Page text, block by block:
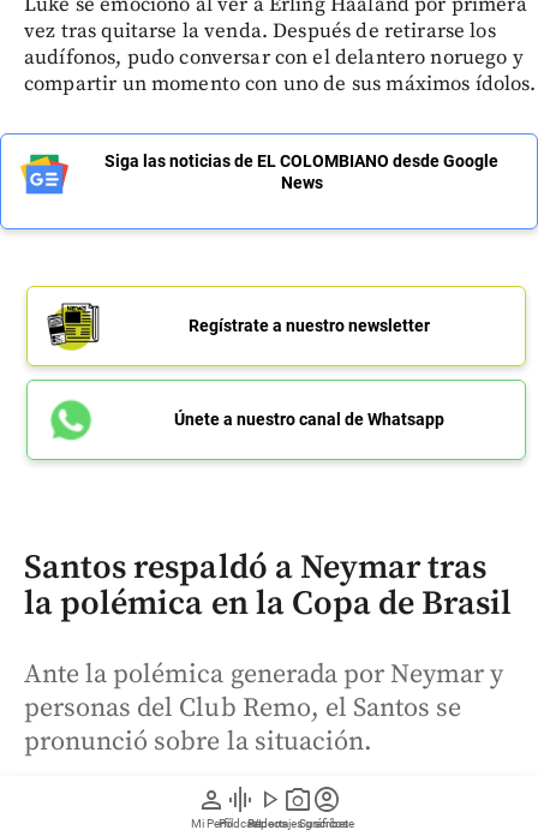
person
Mi Perfil
graphic_eq
Pódcast
play_arrow
Videos
photo_camera
Reportajes gráficos
account_circle
Suscríbete
Luke se emocionó al ver a Erling Haaland por primera
vez tras quitarse la venda. Después de retirarse los
audífonos, pudo conversar con el delantero noruego y
compartir un momento con uno de sus máximos ídolos.
Siga las noticias de EL COLOMBIANO desde Google
News
Regístrate a nuestro newsletter
Únete a nuestro canal de Whatsapp
Santos respaldó a Neymar tras
la polémica en la Copa de Brasil
Ante la polémica generada por Neymar y
personas del Club Remo, el Santos se
pronunció sobre la situación.